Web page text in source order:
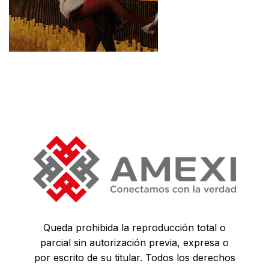
Queda prohibida la reproducción total o
parcial sin autorización previa, expresa o
por escrito de su titular. Todos los derechos